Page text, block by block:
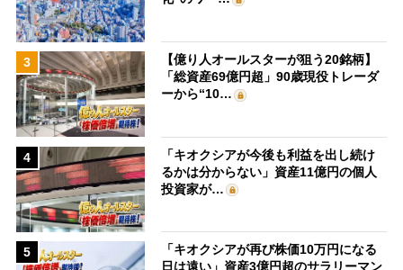
3
【億り人オールスターが狙う20銘柄】
「総資産69億円超」90歳現役トレーダ
ーから“10…
4
「キオクシアが今後も利益を出し続け
るかは分からない」資産11億円の個人
投資家が…
5
「キオクシアが再び株価10万円になる
日は遠い」資産3億円超のサラリーマン